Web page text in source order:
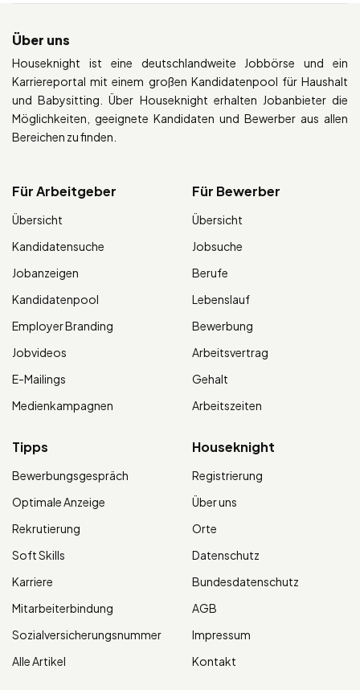
Über uns
Houseknight ist eine deutschlandweite Jobbörse und ein
Karriereportal mit einem großen Kandidatenpool für Haushalt
und Babysitting. Über Houseknight erhalten Jobanbieter die
Möglichkeiten, geeignete Kandidaten und Bewerber aus allen
Bereichen zu finden.
Für Arbeitgeber
Übersicht
Kandidatensuche
Jobanzeigen
Kandidatenpool
Employer Branding
Jobvideos
E-Mailings
Medienkampagnen
Für Bewerber
Übersicht
Jobsuche
Berufe
Lebenslauf
Bewerbung
Arbeitsvertrag
Gehalt
Arbeitszeiten
Tipps
Bewerbungsgespräch
Optimale Anzeige
Rekrutierung
Soft Skills
Karriere
Mitarbeiterbindung
Sozialversicherungsnummer
Alle Artikel
Houseknight
Registrierung
Über uns
Orte
Datenschutz
Bundesdatenschutz
AGB
Impressum
Kontakt